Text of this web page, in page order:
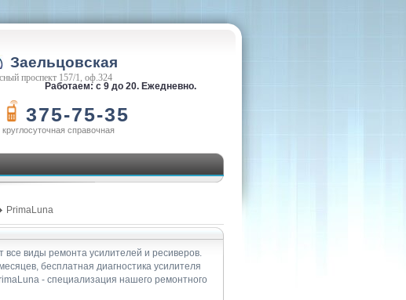
Заельцовская
проспект 157/1, оф.324
Работаем: с 9 до 20. Ежедневно.
375-75-35
круглосуточная справочная
PrimaLuna
виды ремонта усилителей и ресиверов.
бесплатная диагностика усилителя
- специализация нашего ремонтного